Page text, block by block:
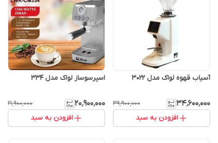
آسیاب قهوه لواک مدل 3022
۳۴٬۶۰۰٬۰۰۰ ۳۹٬۹۰۰٬۰۰۰
افزودن به سبد
اسپرسوساز لواک مدل 334
۲۰٬۹۰۰٬۰۰۰ ۲۱٬۹۰۰٬۰۰۰
افزودن به سبد